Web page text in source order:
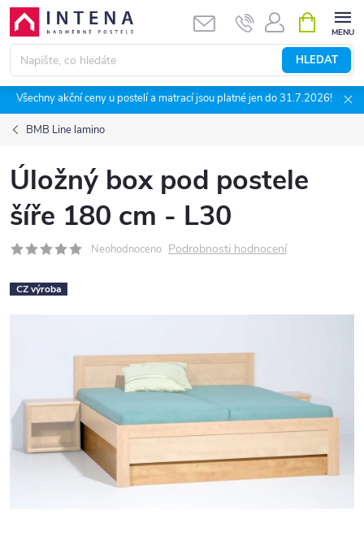
Přejít
obsah
HLEDAT
NÁKUPNÍ
KOŠÍK
Všechny akční ceny u postelí a matrací jsou platné jen do 31.7.2026!
BMB Line lamino
Úložný box pod postele
šíře 180 cm - L30
Neohodnoceno Podrobnosti hodnocení
CZ výroba